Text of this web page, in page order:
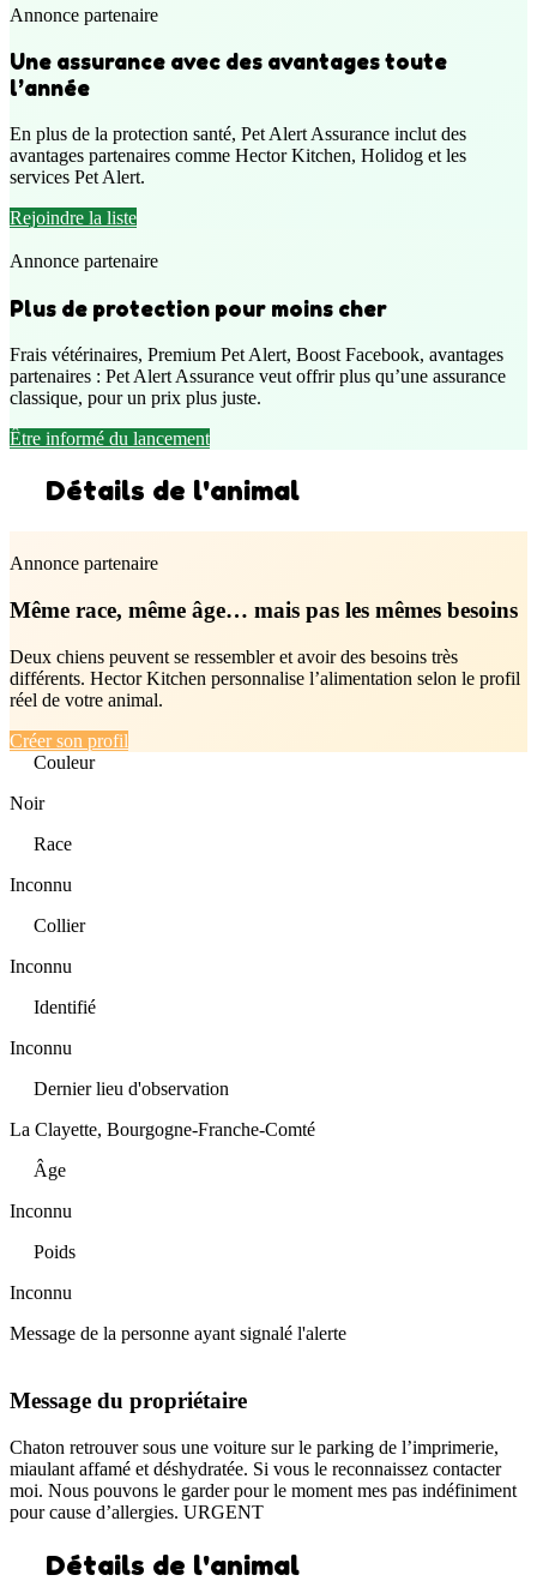
Annonce partenaire
Une assurance avec des avantages toute
l’année
En plus de la protection santé, Pet Alert Assurance inclut des
avantages partenaires comme Hector Kitchen, Holidog et les
services Pet Alert.
Rejoindre la liste
Annonce partenaire
Plus de protection pour moins cher
Frais vétérinaires, Premium Pet Alert, Boost Facebook, avantages
partenaires : Pet Alert Assurance veut offrir plus qu’une assurance
classique, pour un prix plus juste.
Être informé du lancement
Détails de l'animal
Annonce partenaire
Même race, même âge… mais pas les mêmes besoins
Deux chiens peuvent se ressembler et avoir des besoins très
différents. Hector Kitchen personnalise l’alimentation selon le profil
réel de votre animal.
Créer son profil
Couleur
Noir
Race
Inconnu
Collier
Inconnu
Identifié
Inconnu
Dernier lieu d'observation
La Clayette, Bourgogne-Franche-Comté
Âge
Inconnu
Poids
Inconnu
Message de la personne ayant signalé l'alerte
Message du propriétaire
Chaton retrouver sous une voiture sur le parking de l’imprimerie,
miaulant affamé et déshydratée. Si vous le reconnaissez contacter
moi. Nous pouvons le garder pour le moment mes pas indéfiniment
pour cause d’allergies. URGENT
Détails de l'animal